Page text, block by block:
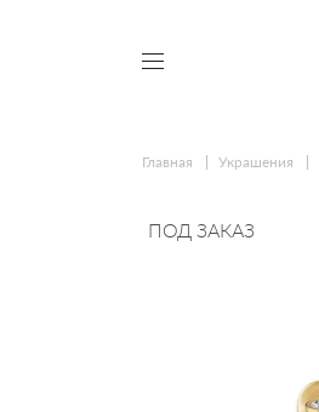
Главная Украшения
ПОД ЗАКАЗ